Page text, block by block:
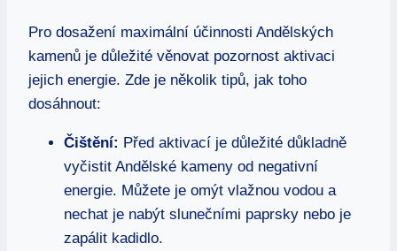
Pro dosažení maximální účinnosti Andělských
kamenů je důležité věnovat pozornost aktivaci
jejich energie. Zde je několik tipů, jak toho
dosáhnout:
Čištění: Před aktivací je důležité důkladně
vyčistit Andělské kameny od negativní
energie. Můžete je omýt vlažnou vodou a
nechat je nabýt slunečními paprsky nebo je
zapálit kadidlo.